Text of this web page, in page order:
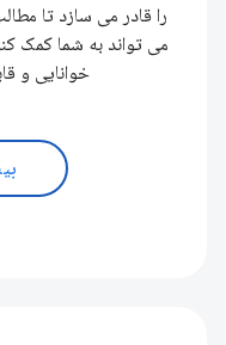
را قادر می سازد تا
می تواند به شما کمک
خوانایی و